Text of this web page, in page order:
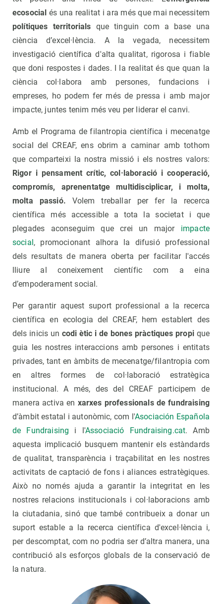
ecosocial és una realitat i ara més que mai necessitem
polítiques territorials que tinguin com a base una
ciència d’excel·lència. A la vegada, necessitem
investigació científica d'alta qualitat, rigorosa i fiable
que doni respostes i dades. I la realitat és que quan la
ciència col·labora amb persones, fundacions i
empreses, ho podem fer més de pressa i amb major
impacte, juntes tenim més veu per liderar el canvi.
Amb el Programa de filantropia científica i mecenatge
social del CREAF, ens obrim a caminar amb tothom
que comparteixi la nostra missió i els nostres valors:
Rigor i pensament crític, col·laboració i cooperació,
compromís, aprenentatge multidisciplicar, i molta,
molta passió. Volem treballar per fer la recerca
científica més accessible a tota la societat i que
plegades aconseguim que crei un major impacte
social , promocionant alhora la difusió professional
dels resultats de manera oberta per facilitar l'accés
lliure al coneixement científic com a eina
d’empoderament social.
Per garantir aquest suport professional a la recerca
científica en ecologia del CREAF, hem establert des
dels inicis un codi ètic i de bones pràctiques propique
guia les nostres interaccions amb persones i entitats
privades, tant en àmbits de mecenatge/filantropia com
en altres formes de col·laboració estratègica
institucional. A més, des del CREAF participem de
manera activa en xarxes professionals de fundraising
d’àmbit estatal i autonòmic, com l'Asociación Española
de Fundraising i l'Associació Fundraising.cat. Amb
aquesta implicació busquem mantenir els estàndards
de qualitat, transparència i traçabilitat en les nostres
activitats de captació de fons i aliances estratègiques.
Això no només ajuda a garantir la integritat en les
nostres relacions institucionals i col·laboracions amb
la ciutadania, sinó que també contribueix a donar un
suport estable a la recerca científica d'excel·lència i,
per descomptat, com no podria ser d’altra manera, una
contribució als esforços globals de la conservació de
la natura.